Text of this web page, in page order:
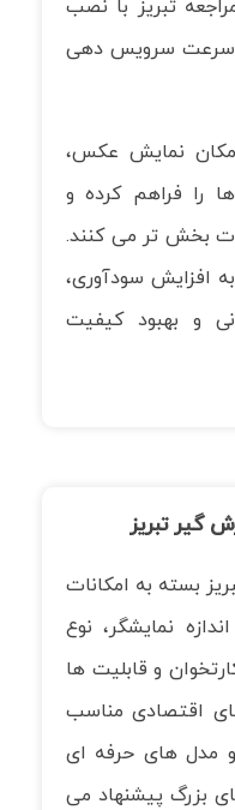
تبریز با نصب
سرعت سرویس دهی
نمایش عکس،
را فراهم کرده و
بخش تر می کنند.
افزایش سودآوری،
و بهبود کیفیت
تبریز
بسته به امکانات
نمایشگر، نوع
و قابلیت ها
اقتصادی مناسب
مدل های حرفه ای
بزرگ پیشنهاد می